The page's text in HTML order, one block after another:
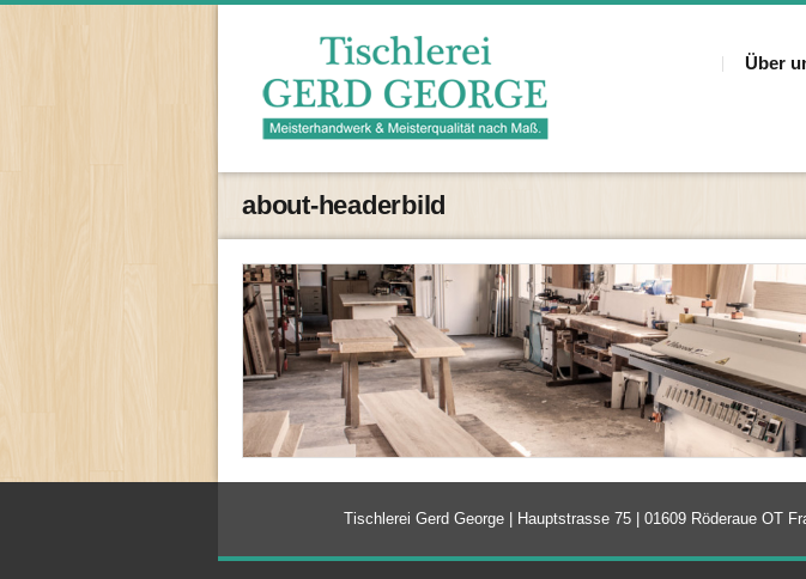
Über
about-headerbild
Tischlerei Gerd George | Hauptstrasse 75 | 01609 Röderaue OT